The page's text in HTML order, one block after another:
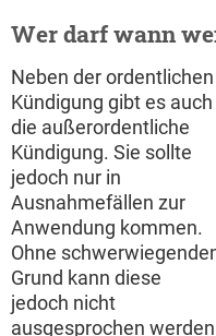
Wer darf wann
Neben der ordentlichen
Kündigung gibt es auch
die außerordentliche
Kündigung. Sie sollte
jedoch nur in
Ausnahmefällen zur
Anwendung kommen.
Ohne
Grund kann diese
jedoch nicht
ausgesprochen